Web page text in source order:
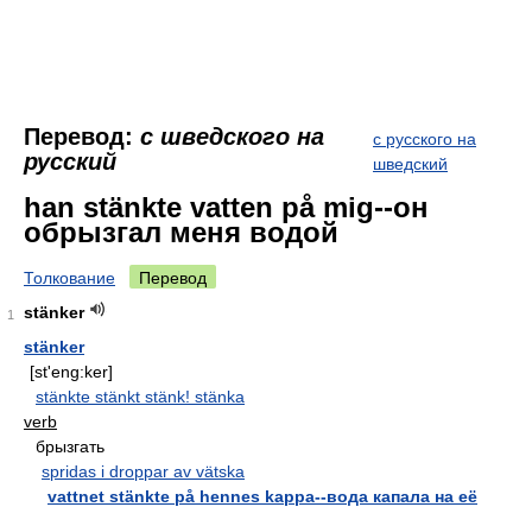
Перевод: с шведского на
русский
с русского на
шведский
han stänkte vatten på mig--он
обрызгал меня водой
Толкование Перевод
1
stänker
stänker
[st'eng:ker]
stänkte stänkt stänk! stänka
verb
брызгать
spridas i droppar av vätska
vattnet stänkte på hennes kappa--вода капала на её